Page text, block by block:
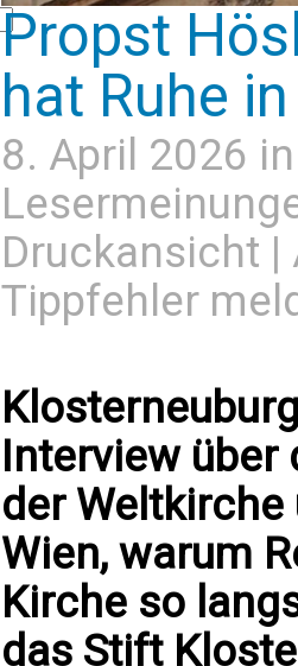
Propst
hat Ruhe
8. April 2026
Druckansicht |
Tippfehler
Interview über
der Weltkirche
Wien, warum
Kirche so
das Stift